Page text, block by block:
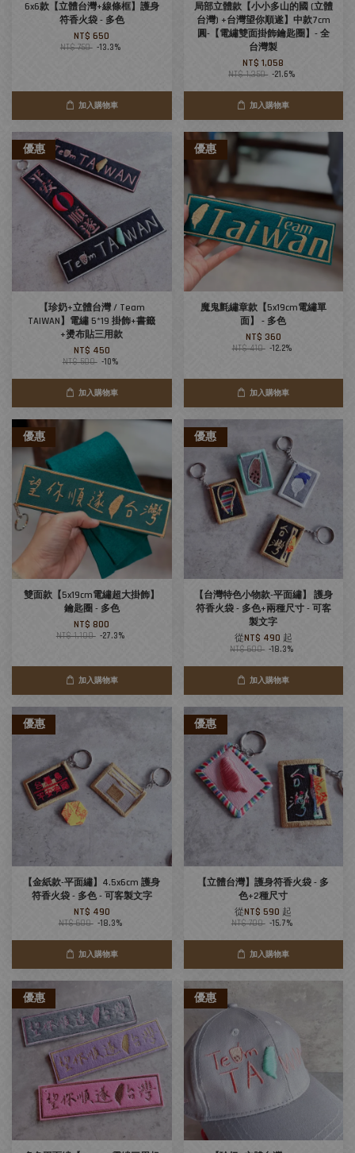
6x6款【立體台灣+線條框】護身
符香火袋 - 多色
NT$ 650
NT$ 750 -13.3%
加入購物車
局部立體款【小小多山的國 (立體
台灣) +台灣望你順遂】中款7cm
圓-【電繡雙面掛飾鑰匙圈】- 全
台灣製
NT$ 1,058
NT$ 1,350 -21.6%
加入購物車
優惠
【珍奶+立體台灣 / Team
TAIWAN】電繡 5*19 掛飾+書籤
+燙布貼三用款
NT$ 450
NT$ 500 -10%
加入購物車
優惠
魔鬼氈繡章款【5x19cm電繡單
面】 - 多色
NT$ 360
NT$ 410 -12.2%
加入購物車
優惠
雙面款【5x19cm電繡超大掛飾】
鑰匙圈 - 多色
NT$ 800
NT$ 1,100 -27.3%
加入購物車
優惠
【台灣特色小物款-平面繡】 護身
符香火袋 - 多色+兩種尺寸 - 可客
製文字
從NT$ 490 起
NT$ 600 -18.3%
加入購物車
優惠
【金紙款-平面繡】4.5x6cm 護身
符香火袋 - 多色 - 可客製文字
NT$ 490
NT$ 600 -18.3%
加入購物車
優惠
【立體台灣】護身符香火袋 - 多
色+2種尺寸
從NT$ 590 起
NT$ 700 -15.7%
加入購物車
優惠 優惠